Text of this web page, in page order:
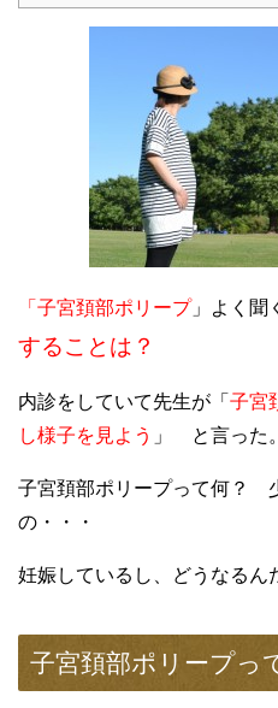
「子宮頚部ポリープ」よく聞
することは？
内診をしていて先生が「 子宮
し様子を見よう 」 と言った。
子宮頚部ポリープって何？
の・・・
妊娠しているし、どうなるん
子宮頚部ポリープっ